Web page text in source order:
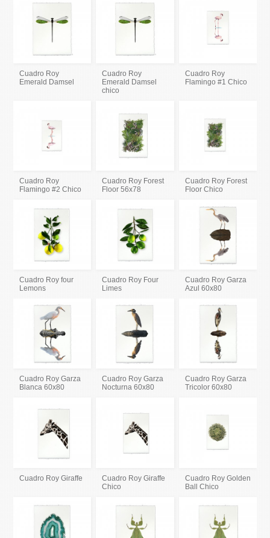
Cuadro Roy
Emerald Damsel
Cuadro Roy
Emerald Damsel
chico
Cuadro Roy
Flamingo #1 Chico
Cuadro Roy
Flamingo #2 Chico
Cuadro Roy Forest
Floor 56x78
Cuadro Roy Forest
Floor Chico
Cuadro Roy four
Lemons
Cuadro Roy Four
Limes
Cuadro Roy Garza
Azul 60x80
Cuadro Roy Garza
Blanca 60x80
Cuadro Roy Garza
Nocturna 60x80
Cuadro Roy Garza
Tricolor 60x80
Cuadro Roy Giraffe
Cuadro Roy Giraffe
Chico
Cuadro Roy Golden
Ball Chico